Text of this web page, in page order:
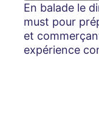
En balade le
must pour
et
expérience